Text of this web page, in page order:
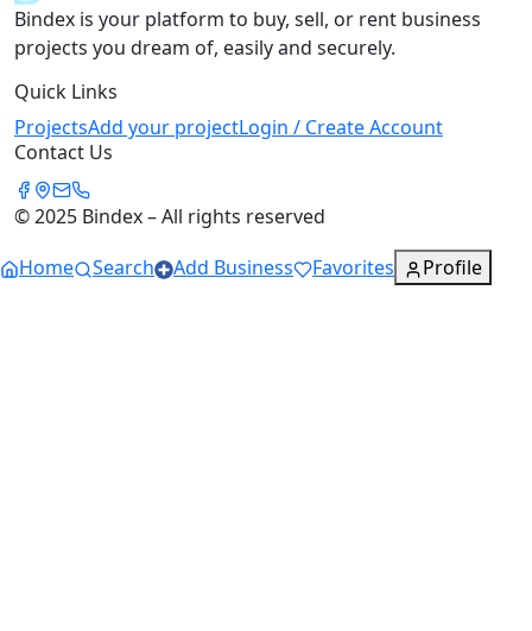
Bindex is your platform to buy, sell, or rent business
projects you dream of, easily and securely.
Quick Links
ProjectsAdd your projectLogin / Create Account
Contact Us
© 2025 Bindex – All rights reserved
Home
Search Add Business Favorites Profile